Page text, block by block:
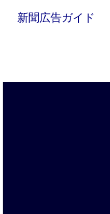
新聞広告ガイド